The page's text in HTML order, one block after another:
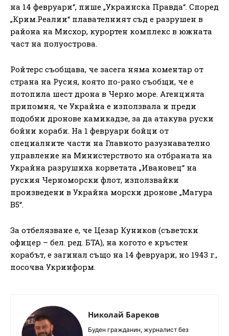
на 14 февруари“, пише „Украинска Правда“. Според
„Крим.Реалии“ плавателният съд е разрушен в
района на Мисхор, курортен комплекс в южната
част на полуострова.
Ройтерс съобщава, че засега няма коментар от
страна на Русия, която по-рано съобщи, че е
потопила шест дрона в Черно море. Агенцията
припомня, че Украйна е използвала и преди
подобни дронове камикадзе, за да атакува руски
бойни кораби. На 1 февруари бойци от
специалните части на Главното разузнавателно
управление на Министерството на отбраната на
Украйна разрушиха корветата „Ивановец“ на
руския Черноморски флот, използвайки
произведени в Украйна морски дронове „Магура
В5“.
За отбелязване е, че Цезар Куников (съветски
офицер – бел. ред. БТА), на когото е кръстен
корабът, е загинал също на 14 февруари, но 1943 г.,
посочва Укринформ.
Николай Бареков
Буден гражданин, журналист без